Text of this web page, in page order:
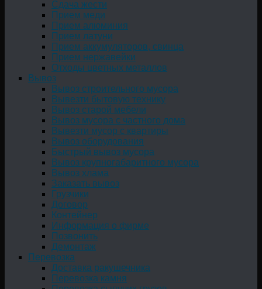
Сдача жести
Прием меди
Прием алюминия
Прием латуни
Прием аккумуляторов, свинца
Прием нержавейки
Отходы цветных металлов
Вывоз
Вывоз строительного мусора
Вывезти бытовую технику
Вывоз старой мебели
Вывоз мусора с частного дома
Вывезти мусор с квартиры
Вывоз оборудования
Быстрый вывоз мусора
Вывоз крупногабаритного мусора
Вывоз хлама
Заказать вывоз
Грузчики
Договор
Контейнер
Информация о фирме
Позвонить
Демонтаж
Перевозка
Доставка ракушечника
Перевозка камня